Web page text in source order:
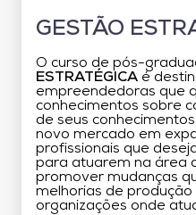
GESTÃO
O curso de pós-
ESTRATÉGICA é
empreendedoras que
conhecimentos sobre
de seus
novo mercado em
profissionais que
para atuarem na área
promover mudanças
melhorias de
organizações onde